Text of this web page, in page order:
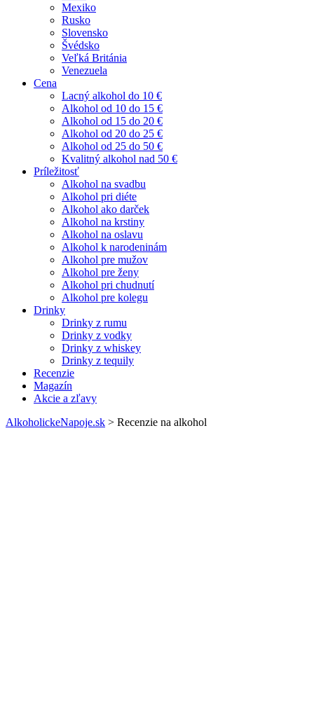
Mexiko
Rusko
Slovensko
Švédsko
Veľká Británia
Venezuela
Cena
Lacný alkohol do 10 €
Alkohol od 10 do 15 €
Alkohol od 15 do 20 €
Alkohol od 20 do 25 €
Alkohol od 25 do 50 €
Kvalitný alkohol nad 50 €
Príležitosť
Alkohol na svadbu
Alkohol pri diéte
Alkohol ako darček
Alkohol na krstiny
Alkohol na oslavu
Alkohol k narodeninám
Alkohol pre mužov
Alkohol pre ženy
Alkohol pri chudnutí
Alkohol pre kolegu
Drinky
Drinky z rumu
Drinky z vodky
Drinky z whiskey
Drinky z tequily
Recenzie
Magazín
Akcie a zľavy
AlkoholickeNapoje.sk > Recenzie na alkohol